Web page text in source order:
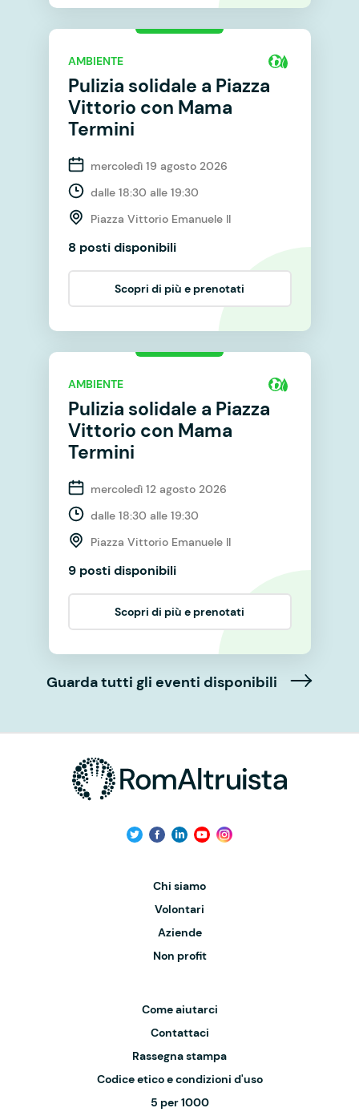
AMBIENTE
Pulizia solidale a Piazza
Vittorio con Mama
Termini
mercoledì 19 agosto 2026
dalle 18:30 alle 19:30
Piazza Vittorio Emanuele II
8 posti disponibili
Scopri di più e prenotati
AMBIENTE
Pulizia solidale a Piazza
Vittorio con Mama
Termini
mercoledì 12 agosto 2026
dalle 18:30 alle 19:30
Piazza Vittorio Emanuele II
9 posti disponibili
Scopri di più e prenotati
Guarda tutti gli eventi disponibili
Chi siamo
Volontari
Aziende
Non profit
Come aiutarci
Contattaci
Rassegna stampa
Codice etico e condizioni d'uso
5 per 1000